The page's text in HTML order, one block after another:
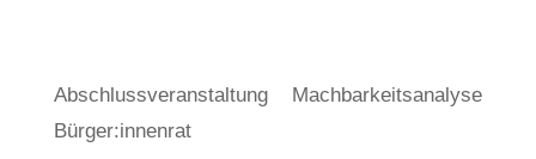
Abschlussveranstaltung Machbarkeitsanalyse
Bürger:innenrat